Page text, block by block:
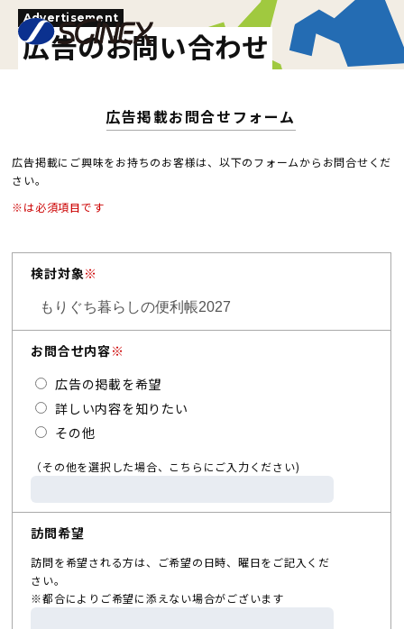
Advertisement
広告のお問い合わせ
広告掲載お問合せフォーム
広告掲載にご興味をお持ちのお客様は、以下のフォームからお問合せくだ
さい。
※は必須項目です
検討対象※
お問合せ内容※
広告の掲載を希望
詳しい内容を知りたい
その他
（その他を選択した場合、こちらにご入力ください)
訪問希望
訪問を希望される方は、ご希望の日時、曜日をご記入くだ
さい。
※都合によりご希望に添えない場合がございます